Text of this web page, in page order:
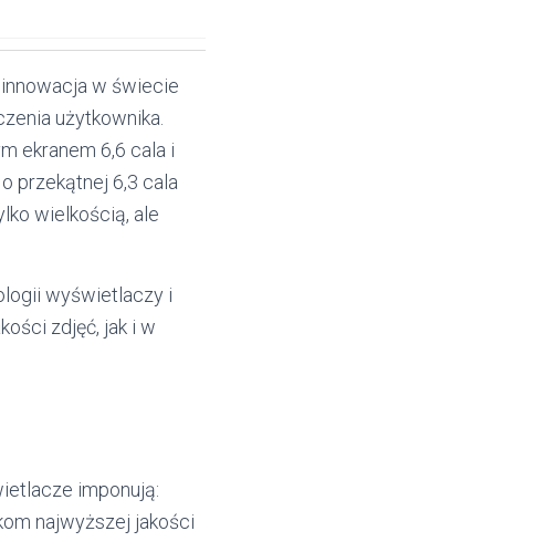
w świecie
użytkownika.
ekranem 6,6 cala i
przekątnej 6,3 cala
wielkością, ale
wyświetlaczy i
zdjęć, jak i w
imponują:
najwyższej jakości